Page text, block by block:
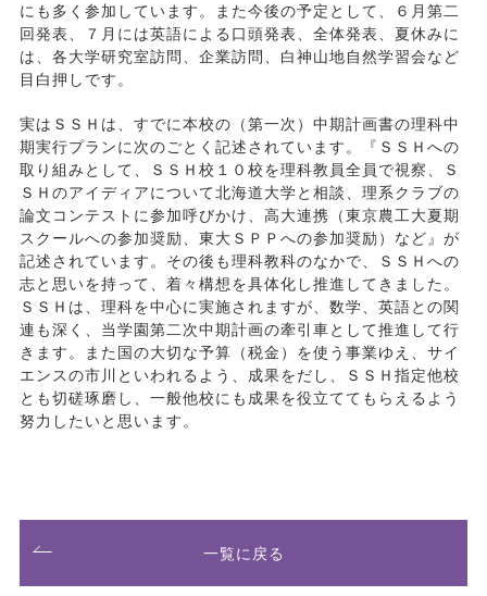
にも多く参加しています。また今後の予定として、６月第二
回発表、７月には英語による口頭発表、全体発表、夏休みに
は、各大学研究室訪問、企業訪問、白神山地自然学習会など
目白押しです。
実はＳＳＨは、すでに本校の（第一次）中期計画書の理科中
期実行プランに次のごとく記述されています。『ＳＳＨへの
取り組みとして、ＳＳＨ校１０校を理科教員全員で視察、Ｓ
ＳＨのアイディアについて北海道大学と相談、理系クラブの
論文コンテストに参加呼びかけ、高大連携（東京農工大夏期
スクールへの参加奨励、東大ＳＰＰへの参加奨励）など』が
記述されています。その後も理科教科のなかで、ＳＳＨへの
志と思いを持って、着々構想を具体化し推進してきました。
ＳＳＨは、理科を中心に実施されますが、数学、英語との関
連も深く、当学園第二次中期計画の牽引車として推進して行
きます。また国の大切な予算（税金）を使う事業ゆえ、サイ
エンスの市川といわれるよう、成果をだし、ＳＳＨ指定他校
とも切磋琢磨し、一般他校にも成果を役立ててもらえるよう
努力したいと思います。
一覧に戻る